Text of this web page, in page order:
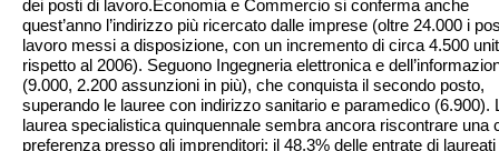
dei posti di lavoro.Economia e Commercio si conferma anche
quest’anno l’indirizzo più ricercato dalle imprese (oltre 24.000 i
lavoro messi a disposizione, con un incremento di circa 4.500
rispetto al 2006). Seguono Ingegneria elettronica e
(9.000, 2.200 assunzioni in più), che conquista il secondo posto,
superando le lauree con indirizzo sanitario e paramedico (6.900).
laurea specialistica quinquennale sembra ancora riscontrare una
preferenza presso gli imprenditori: il 48,3% delle entrate di laureati